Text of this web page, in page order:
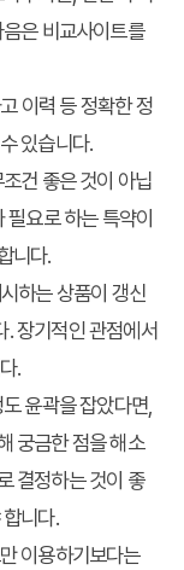
은 비교사이트를
이력 등 정확한 정
있습니다.
건 좋은 것이 아닙
요로 하는 특약이
니다.
하는 상품이 갱신
장기적인 관점에서
.
윤곽을 잡았다면,
궁금한 점을 해소
결정하는 것이 좋
니다.
이용하기보다는